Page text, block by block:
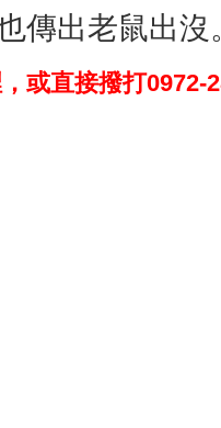
傳出老鼠出沒
或直接撥打0972-